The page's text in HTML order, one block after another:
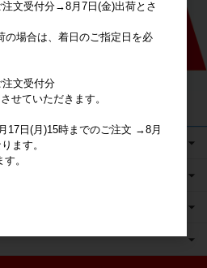
商品
文受付分→8月7日(金)出荷とさ
場合は、着日のご指定日を必
文受付分
せていただきます。
17日(月)15時までのご注文 →8月
ます。
。